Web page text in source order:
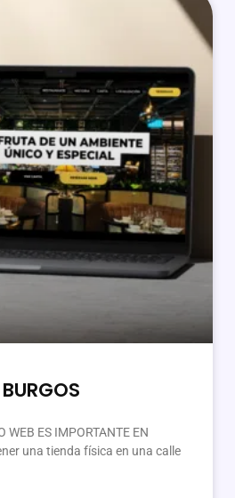
WEB ES IMPORTANTE EN
una tienda física en una calle